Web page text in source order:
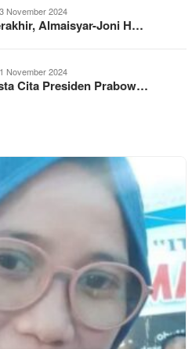
November 2024
Almaisyar-Joni H…
November 2024
Cita Presiden Prabow…